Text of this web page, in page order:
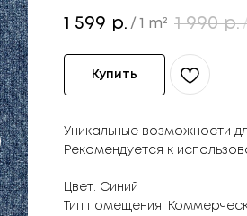
1 599 р. / 1 m² 1 990 р.
Купить
Уникальные возможности
Рекомендуется к
Цвет: Синий
Тип помещения: